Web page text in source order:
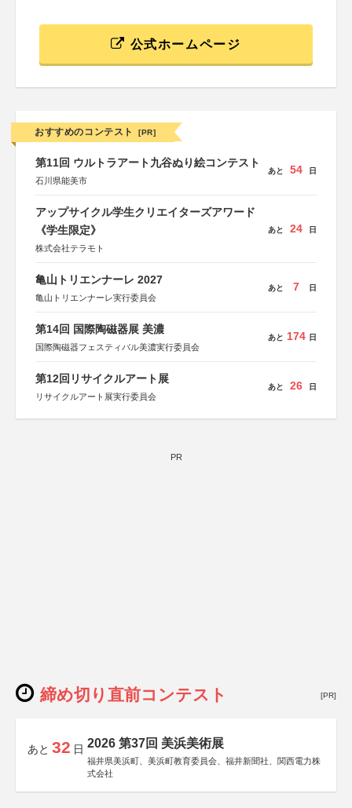
公式ホームページ
おすすめのコンテスト [PR]
第11回 ウルトラアート九谷ぬり絵コンテスト
石川県能美市
あと 54 日
アップサイクル学生クリエイターズアワード
《学生限定》
株式会社テラモト
あと 24 日
亀山トリエンナーレ 2027
亀山トリエンナーレ実行委員会
あと 7 日
第14回 国際陶磁器展 美濃
国際陶磁器フェスティバル美濃実行委員会
あと 174 日
第12回リサイクルアート展
リサイクルアート展実行委員会
あと 26 日
PR
締め切り直前コンテスト [PR]
あと 32 日 2026 第37回 美浜美術展
福井県美浜町、美浜町教育委員会、福井新聞社、関西電力株
式会社